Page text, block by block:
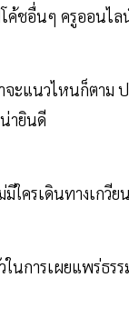
ค้ชอื่นๆ ครูออนไ
าจะแนวไหนก็ตา
ายินดี
มีใครเดินทางเกวี
นการเผยแพร่ธร